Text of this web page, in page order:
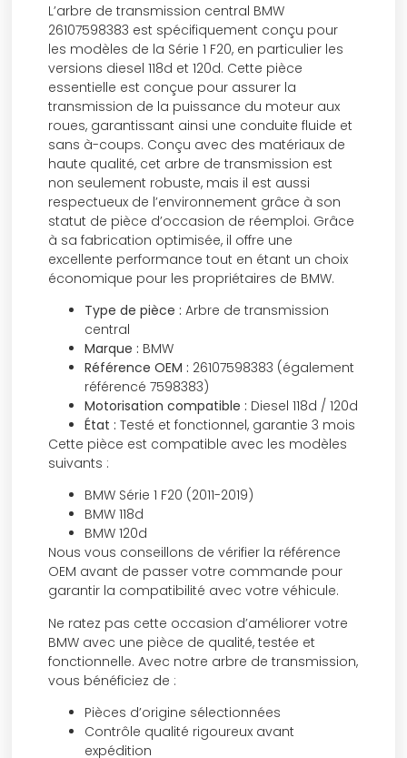
L’arbre de transmission central BMW
26107598383 est spécifiquement conçu pour
les modèles de la Série 1 F20, en particulier les
versions diesel 118d et 120d. Cette pièce
essentielle est conçue pour assurer la
transmission de la puissance du moteur aux
roues, garantissant ainsi une conduite fluide et
sans à-coups. Conçu avec des matériaux de
haute qualité, cet arbre de transmission est
non seulement robuste, mais il est aussi
respectueux de l’environnement grâce à son
statut de pièce d’occasion de réemploi. Grâce
à sa fabrication optimisée, il offre une
excellente performance tout en étant un choix
économique pour les propriétaires de BMW.
Type de pièce : Arbre de transmission
central
Marque : BMW
Référence OEM : 26107598383 (également
référencé 7598383)
Motorisation compatible : Diesel 118d / 120d
État : Testé et fonctionnel, garantie 3 mois
Cette pièce est compatible avec les modèles
suivants :
BMW Série 1 F20 (2011-2019)
BMW 118d
BMW 120d
Nous vous conseillons de vérifier la référence
OEM avant de passer votre commande pour
garantir la compatibilité avec votre véhicule.
Ne ratez pas cette occasion d’améliorer votre
BMW avec une pièce de qualité, testée et
fonctionnelle. Avec notre arbre de transmission,
vous bénéficiez de :
Pièces d’origine sélectionnées
Contrôle qualité rigoureux avant
expédition